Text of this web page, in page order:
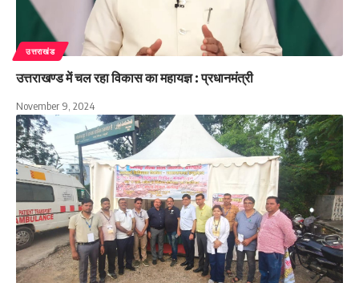
उत्तराखंड
उत्तराखण्ड में चल रहा विकास का महायज्ञ : प्रधानमंत्री
November 9, 2024